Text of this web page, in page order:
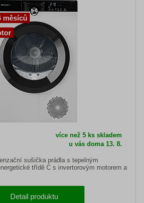
více než 5 ks skladem
u vás doma 13. 8.
sušička prádla s tepelným
třídě C s invertorovým motorem a
Detail produktu
měsíců